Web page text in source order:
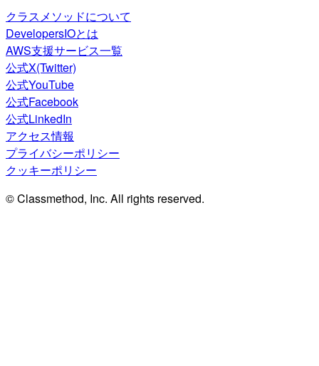
クラスメソッドについて
DevelopersIOとは
AWS支援サービス一覧
公式X(Twitter)
公式YouTube
公式Facebook
公式LinkedIn
アクセス情報
プライバシーポリシー
クッキーポリシー
© Classmethod, Inc. All rights reserved.